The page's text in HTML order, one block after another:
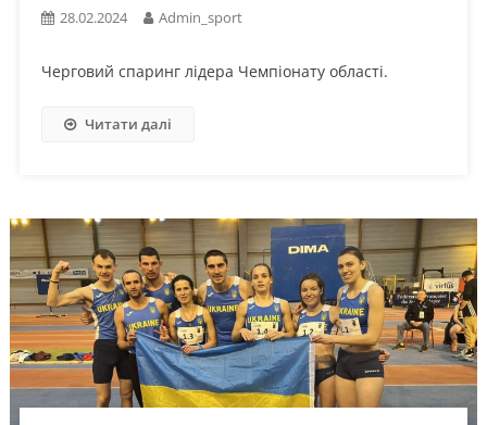
28.02.2024 Admin_sport
Черговий спаринг лідера Чемпіонату області.
Читати далі